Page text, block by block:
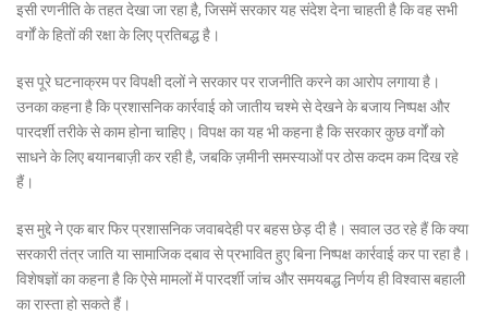
इसी रणनीति के तहत देखा जा रहा है, जिसमें सरकार यह संदेश देना चाहती है कि वह सभी
वर्गों के हितों की रक्षा के लिए प्रतिबद्ध है।
इस पूरे घटनाक्रम पर विपक्षी दलों ने सरकार पर राजनीति करने का आरोप लगाया है।
उनका कहना है कि प्रशासनिक कार्रवाई को जातीय चश्मे से देखने के बजाय निष्पक्ष और
पारदर्शी तरीके से काम होना चाहिए। विपक्ष का यह भी कहना है कि सरकार कुछ वर्गों को
साधने के लिए बयानबाज़ी कर रही है, जबकि ज़मीनी समस्याओं पर ठोस कदम कम दिख रहे
हैं।
इस मुद्दे ने एक बार फिर प्रशासनिक जवाबदेही पर बहस छेड़ दी है। सवाल उठ रहे हैं कि क्या
सरकारी तंत्र जाति या सामाजिक दबाव से प्रभावित हुए बिना निष्पक्ष कार्रवाई कर पा रहा है।
विशेषज्ञों का कहना है कि ऐसे मामलों में पारदर्शी जांच और समयबद्ध निर्णय ही विश्वास बहाली
का रास्ता हो सकते हैं।